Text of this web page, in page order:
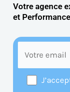
Votre agence
et